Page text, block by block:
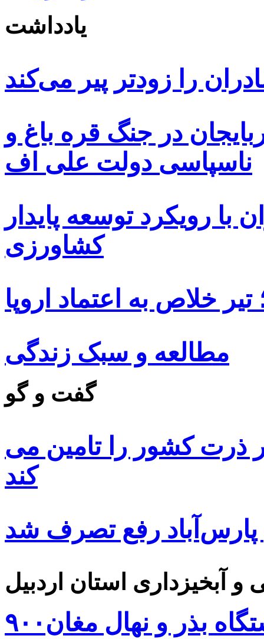
یادداشت
را زودتر پیر می‌کند
در جنگ قره باغ و
ناسپاسی دولت علی اف
با رویکرد توسعه پایدار
کشاورزی
خلاص به اعتماد اروپا
مطالعه و سبک زندگی
گفت و گو
۸۵ درصد بذر ذرت کشور را تامین می
کند
پارس‌آباد رفع تصرف شد
۹۰۰هزار اصله نهال توسط ایستگاه بذر و نهال مغان